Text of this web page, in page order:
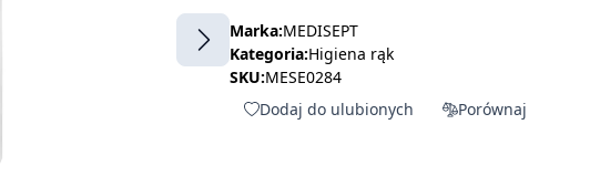
Marka:MEDISEPT
Kategoria:Higiena rąk
SKU:MESE0284
Dodaj do ulubionych
Porównaj